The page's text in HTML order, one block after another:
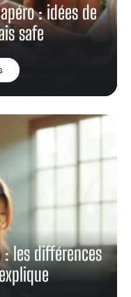
: idées de
safe
: les différences